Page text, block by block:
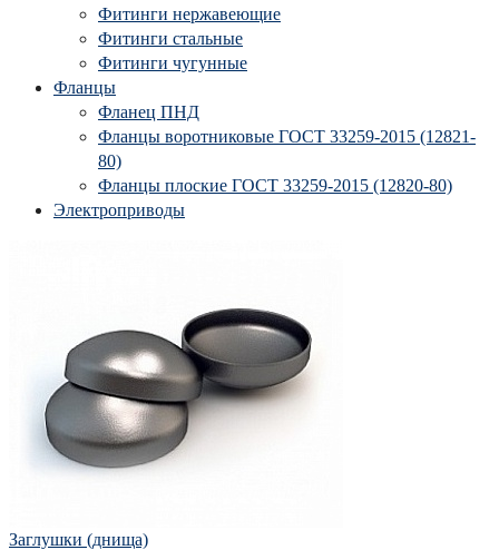
Фитинги нержавеющие
Фитинги стальные
Фитинги чугунные
Фланцы
Фланец ПНД
Фланцы воротниковые ГОСТ 33259-2015 (12821-
80)
Фланцы плоские ГОСТ 33259-2015 (12820-80)
Электроприводы
Заглушки (днища)